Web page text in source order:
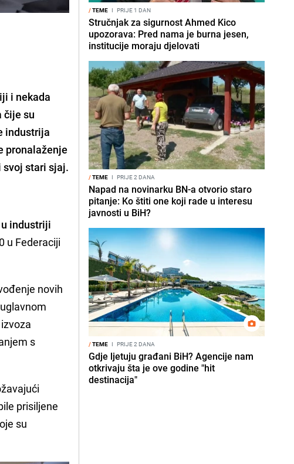
i nekada
čije su
industrija
pronalaženje
svoj stari sjaj.
industriji
u Federaciji
novih
s
prisiljene
su
/TEME I PRIJE 1 DAN
Stručnjak za sigurnost Ahmed Kico
upozorava: Pred nama je burna jesen,
institucije moraju djelovati
/TEME I PRIJE 2 DANA
Napad na novinarku BN-a otvorio staro
pitanje: Ko štiti one koji rade u interesu
javnosti u BiH?
/TEME I PRIJE 2 DANA
Gdje ljetuju građani BiH? Agencije nam
otkrivaju šta je ove godine "hit
destinacija"